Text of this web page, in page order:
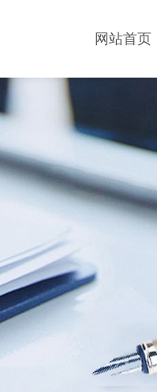
网站首页